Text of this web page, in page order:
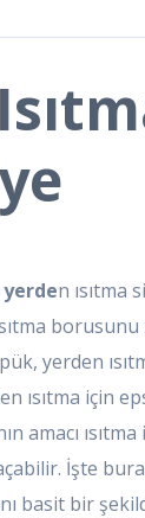
n ısıtma
yerden
ısıtma için
amacı
İşte
basit bir